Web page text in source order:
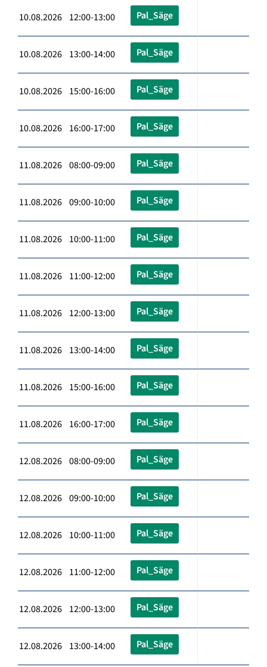
10.08.2026 12:00-13:00 Pal_Säge
10.08.2026 13:00-14:00 Pal_Säge
10.08.2026 15:00-16:00 Pal_Säge
10.08.2026 16:00-17:00 Pal_Säge
11.08.2026 08:00-09:00 Pal_Säge
11.08.2026 09:00-10:00 Pal_Säge
11.08.2026 10:00-11:00 Pal_Säge
11.08.2026 11:00-12:00 Pal_Säge
11.08.2026 12:00-13:00 Pal_Säge
11.08.2026 13:00-14:00 Pal_Säge
11.08.2026 15:00-16:00 Pal_Säge
11.08.2026 16:00-17:00 Pal_Säge
12.08.2026 08:00-09:00 Pal_Säge
12.08.2026 09:00-10:00 Pal_Säge
12.08.2026 10:00-11:00 Pal_Säge
12.08.2026 11:00-12:00 Pal_Säge
12.08.2026 12:00-13:00 Pal_Säge
12.08.2026 13:00-14:00 Pal_Säge